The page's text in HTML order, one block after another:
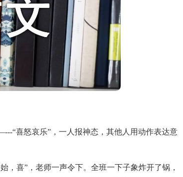
喜怒哀乐”，一人报神态，其他人用动作表达意
喜”，老师一声令下。全班一下子象炸开了锅，